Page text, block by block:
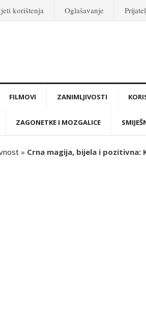
korištenja Oglašavanje
FILMOVI ZANIMLJIVOSTI
ZAGONETKE I MOZGALICE
» Crna magija, bijela i pozitivna: